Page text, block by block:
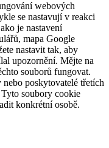
webových
se nastavují v reakci
je nastavení
mapa Google
nastavit tak, aby
upozornění. Mějte na
souborů fungovat.
poskytovatelé třetích
soubory cookie
konkrétní osobě.